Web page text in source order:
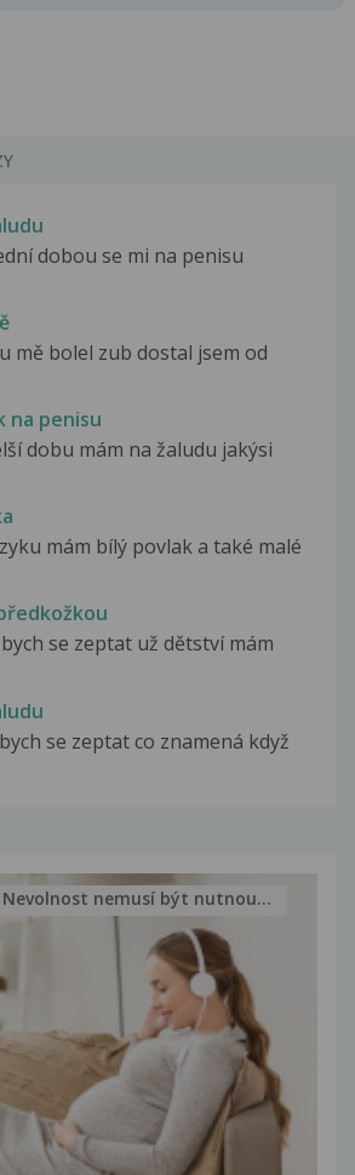
dobou se mi na penisu
mě bolel zub dostal jsem od
na penisu
dobu mám na žaludu jakýsi
mám bílý povlak a také malé
se zeptat už dětství mám
se zeptat co znamená když
Nevolnost nemusí být nutnou...